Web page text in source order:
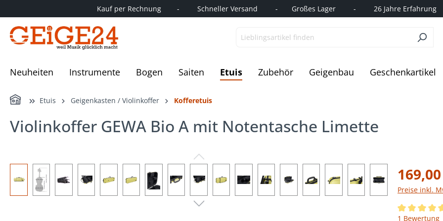
Zur Hauptnavigation springenKauf per Rechnung        -         Schneller Versand         -       Großes Lager         -         26 Jahre Erfahrung
Neuheiten Instrumente Bogen Saiten Etuis Zubehör Geigenbau Geschenkartikel
Home Etuis Geigenkasten / Violinkoffer Kofferetuis
Violinkoffer GEWA Bio A mit Notentasche Limette
Bildergalerie überspringen
Preise inkl.
1 Bewertung